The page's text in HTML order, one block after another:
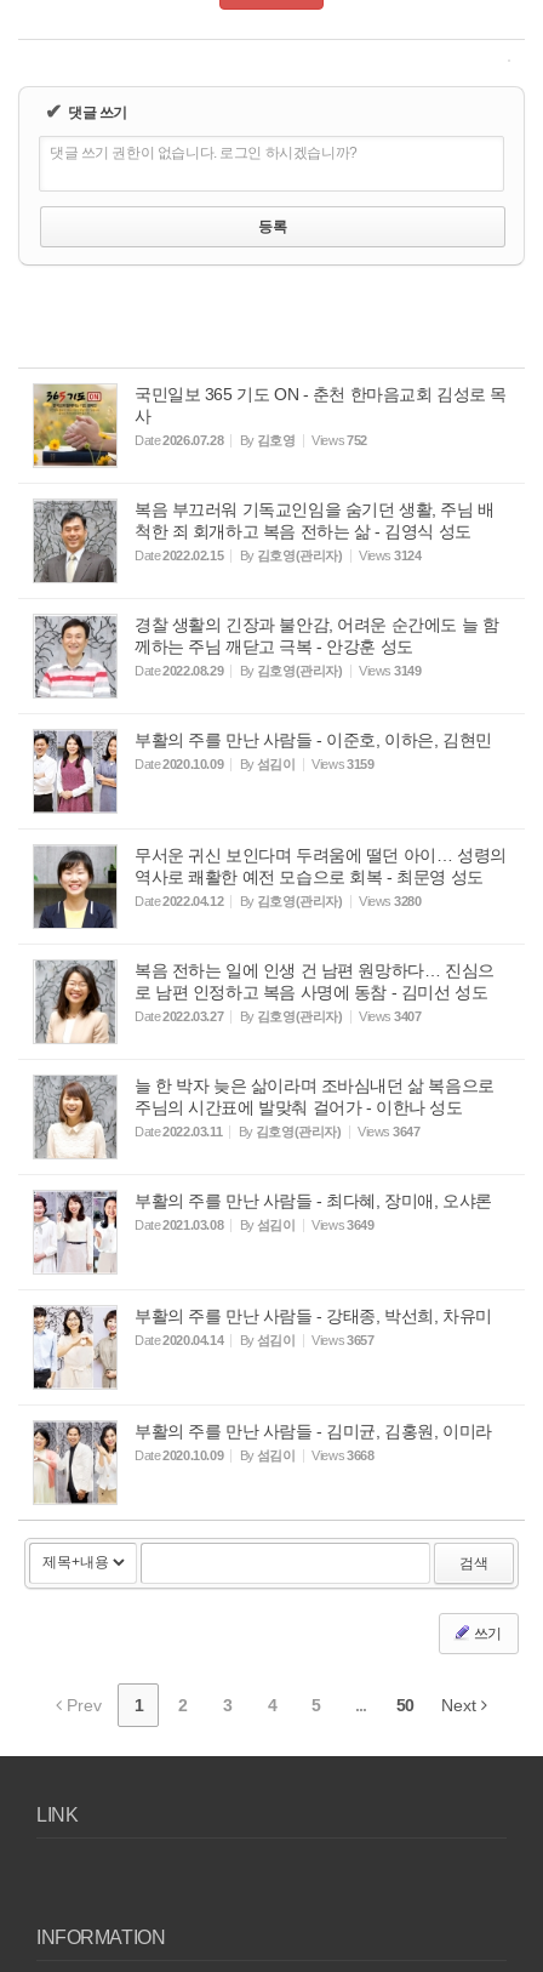
✔ 댓글 쓰기
댓글 쓰기 권한이 없습니다. 로그인 하시겠습니까?
국민일보 365 기도 ON - 춘천 한마음교회 김성로 목
사
Date2026.07.28 By 김호영 Views752
복음 부끄러워 기독교인임을 숨기던 생활, 주님 배
척한 죄 회개하고 복음 전하는 삶 - 김영식 성도
Date2022.02.15 By 김호영(관리자) Views 3124
경찰 생활의 긴장과 불안감, 어려운 순간에도 늘 함
께하는 주님 깨닫고 극복 - 안강훈 성도
Date2022.08.29 By 김호영(관리자) Views 3149
부활의 주를 만난 사람들 - 이준호, 이하은, 김현민
Date2020.10.09 By섬김이 Views3159
무서운 귀신 보인다며 두려움에 떨던 아이… 성령의
역사로 쾌활한 예전 모습으로 회복 - 최문영 성도
Date2022.04.12 By 김호영(관리자) Views 3280
복음 전하는 일에 인생 건 남편 원망하다… 진심으
로 남편 인정하고 복음 사명에 동참 - 김미선 성도
Date2022.03.27 By 김호영(관리자) Views 3407
늘 한 박자 늦은 삶이라며 조바심내던 삶 복음으로
주님의 시간표에 발맞춰 걸어가 - 이한나 성도
Date2022.03.11 By 김호영(관리자) Views 3647
부활의 주를 만난 사람들 - 최다혜, 장미애, 오샤론
Date2021.03.08 By섬김이 Views3649
부활의 주를 만난 사람들 - 강태종, 박선희, 차유미
Date2020.04.14 By섬김이 Views3657
부활의 주를 만난 사람들 - 김미균, 김홍원, 이미라
Date2020.10.09 By섬김이 Views3668
검색
쓰기
Prev 1 2 3 4 5 ... 50 Next
LINK
INFORMATION